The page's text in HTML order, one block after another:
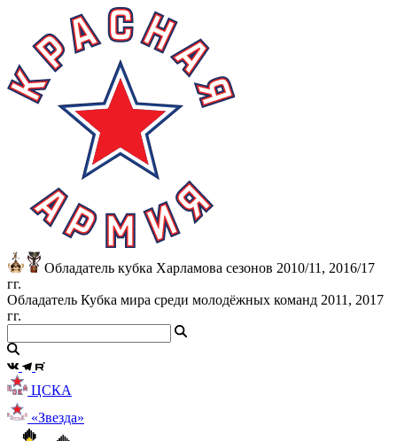
Обладатель кубка Харламова сезонов 2010/11, 2016/17
гг.
Обладатель Кубка мира среди молодёжных команд 2011, 2017
гг.
ЦСКА
«Звезда»